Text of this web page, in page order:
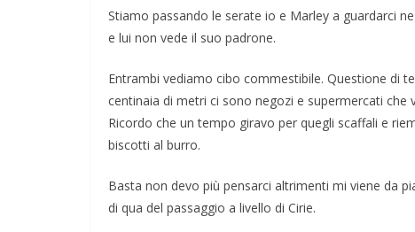
Stiamo passando le serate io e Marley a guardarci
e lui non vede il suo padrone.
Entrambi vediamo cibo commestibile. Questione di
centinaia di metri ci sono negozi e supermercati
Ricordo che un tempo giravo per quegli scaffali e
biscotti al burro.
Basta non devo più pensarci altrimenti mi viene da
di qua del passaggio a livello di Cirie.